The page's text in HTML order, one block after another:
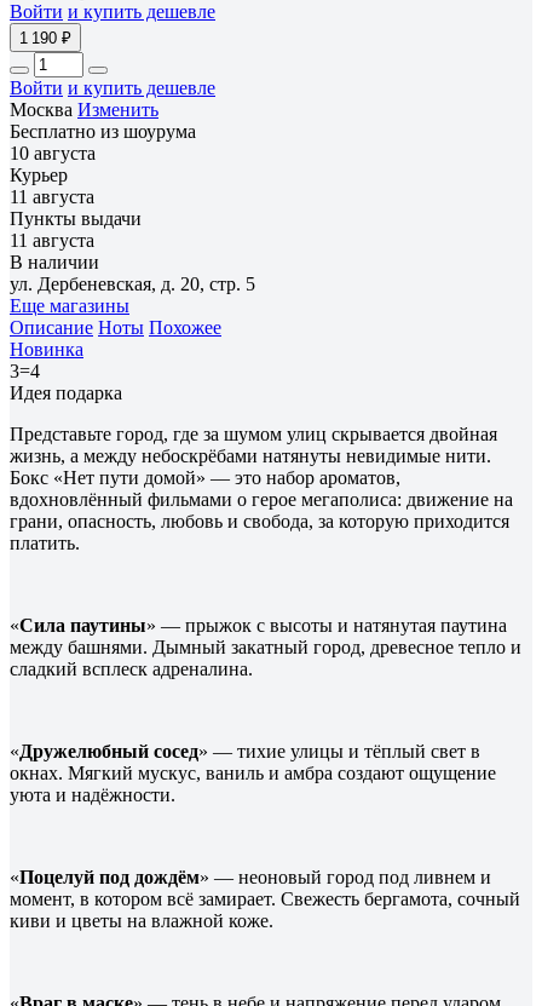
Войти и купить дешевле
1 190 ₽
Войти и купить дешевле
Москва Изменить
Бесплатно из шоурума
10 августа
Курьер
11 августа
Пункты выдачи
11 августа
В наличии
ул. Дербеневская, д. 20, стр. 5
Еще магазины
Описание Ноты Похожее
Новинка
3=4
Идея подарка
Представьте город, где за шумом улиц скрывается двойная
жизнь, а между небоскрёбами натянуты невидимые нити.
Бокс «Нет пути домой» — это набор ароматов,
вдохновлённый фильмами о герое мегаполиса: движение на
грани, опасность, любовь и свобода, за которую приходится
платить.
«Сила паутины» — прыжок с высоты и натянутая паутина
между башнями. Дымный закатный город, древесное тепло и
сладкий всплеск адреналина.
«Дружелюбный сосед» — тихие улицы и тёплый свет в
окнах. Мягкий мускус, ваниль и амбра создают ощущение
уюта и надёжности.
«Поцелуй под дождём» — неоновый город под ливнем и
момент, в котором всё замирает. Свежесть бергамота, сочный
киви и цветы на влажной коже.